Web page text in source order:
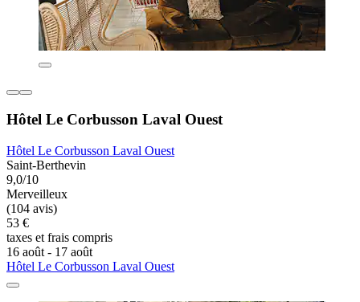
Hôtel Le Corbusson Laval Ouest
Hôtel Le Corbusson Laval Ouest
Saint-Berthevin
9,0/10
Merveilleux
(104 avis)
53 €
taxes et frais compris
16 août - 17 août
Hôtel Le Corbusson Laval Ouest